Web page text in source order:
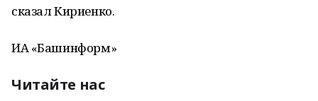
сказал Кириенко.
ИА «Башинформ»
Читайте нас